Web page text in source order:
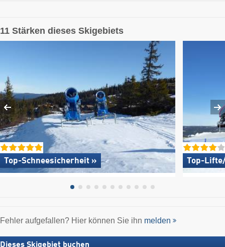
11 Stärken dieses Skigebiets
Top-Schneesicherheit » Top-
Fehler aufgefallen? Hier können Sie ihn melden
Dieses Skigebiet buchen